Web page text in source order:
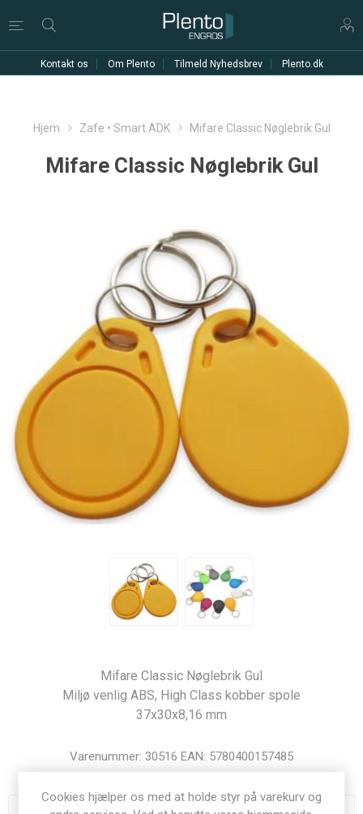
Kontakt os Om Plento Tilmeld Nyhedsbrev Plento.dk
Hjem Zafe • Smart ADK Mifare Classic Nøglebrik Gul
Mifare Classic Nøglebrik Gul
Mifare Classic Nøglebrik Gul
Miljø venlig ABS, High Class kobber spole
37x30x8,16 mm
Varenummer: 30516 EAN: 5780400157485
Cookies hjælper os med at holde styr på varekurv og